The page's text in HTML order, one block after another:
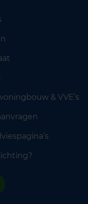
& VVE’s